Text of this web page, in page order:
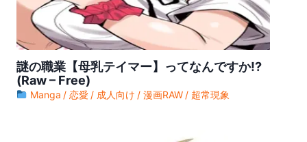
ワンピース (Raw – Free) 【第1157話】
ワンピース (Raw – Free) 【第1156話】
ワンピース (Raw – Free) 【第1154話】
謎の職業【母乳テイマー】ってなんですか!?
(Raw – Free)
Manga 恋愛 成人向け 漫画RAW 超常現象